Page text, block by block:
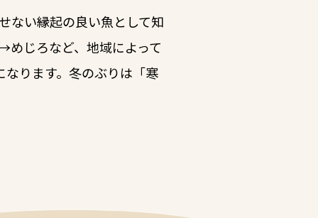
ない縁起の良い魚として知
じろなど、地域によって
ります。冬のぶりは「寒